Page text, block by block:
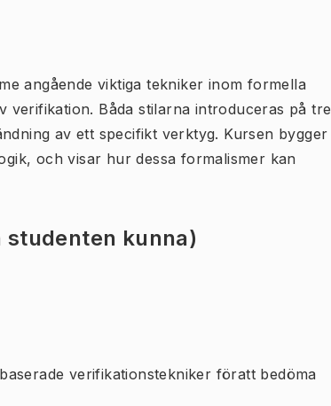
angående viktiga tekniker inom formella
verifikation. Båda stilarna introduceras på tre
av ett specifikt verktyg. Kursen bygger
och visar hur dessa formalismer kan
kunna)
verifikationstekniker föratt bedöma